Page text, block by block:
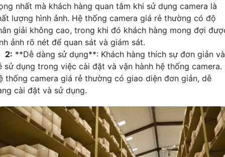
nhất mà khách hàng quan tâm khi sử dụng camera là
lượng hình ảnh. Hệ thống camera giá rẻ thường có độ
giải không cao, trong khi đó khách hàng mong đợi
ảnh rõ nét để quan sát và giám sát.
2: **Dễ dàng sử dụng**: Khách hàng thích sự đơn giản và
sử dụng trong việc cài đặt và vận hành hệ thống camera.
thống camera giá rẻ thường có giao diện đơn giản, dễ
cài đặt và sử dụng.